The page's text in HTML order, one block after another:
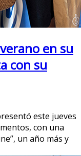
en su
con su
este jueves
con una
un año más y